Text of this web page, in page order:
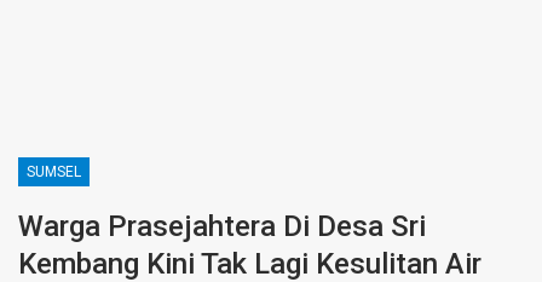
SUMSEL
Warga Prasejahtera Di Desa Sri
Kembang Kini Tak Lagi Kesulitan Air